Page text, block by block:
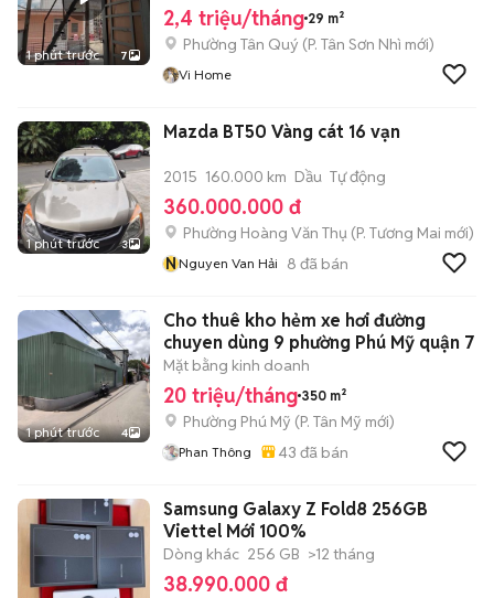
1 phút trước 7
2,4 triệu/tháng 29 m²
Phường Tân Quý (P. Tân Sơn Nhì mới)
Vi Home
1 phút trước 3
Mazda BT50 Vàng cát 16 vạn
2015 160.000 km Dầu Tự động
360.000.000 đ
Phường Hoàng Văn Thụ (P. Tương Mai mới)
NNguyen Van Hải 8 đã bán
1 phút trước 4
Cho thuê kho hẻm xe hơi đường
chuyen dùng 9 phường Phú Mỹ quận 7
Mặt bằng kinh doanh
20 triệu/tháng 350 m²
Phường Phú Mỹ (P. Tân Mỹ mới)
Phan Thông 43 đã bán
Samsung Galaxy Z Fold8 256GB
Viettel Mới 100%
Dòng khác 256 GB >12 tháng
38.990.000 đ